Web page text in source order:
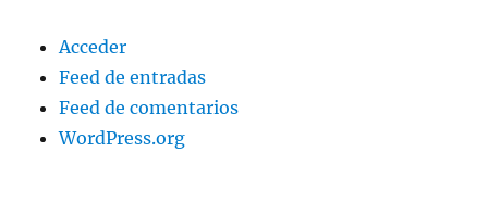
Acceder
Feed de entradas
Feed de comentarios
WordPress.org